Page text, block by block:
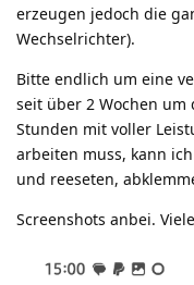
erzeugen jedoch die
Wechselrichter).
Bitte endlich um eine
seit über 2 Wochen um
Stunden mit voller
arbeiten muss, kann
und reeseten,
Screenshots anbei.